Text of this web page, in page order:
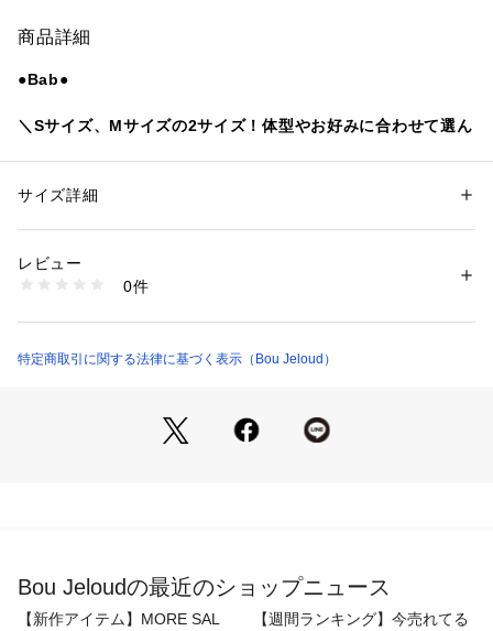
商品詳細
●Bab●
＼Sサイズ、Mサイズの2サイズ！体型やお好みに合わせて選ん
Sサイズ　着丈123cm
す
Sサイズを着用しました。チュールワンピースが若干長めの着
つかずにきちんと止まってくれました。
く綺麗にカバーしてくれました！
性別：レディース
素材：本体 ポリエステル100% 裏地 ポリエステル100%
商品番号：
5410432 （ショップ）
サイズ詳細
レビュー
0件
特定商取引に関する法律に基づく表示（Bou Jeloud）
Bou Jeloudの最近のショップニュース
【新作アイテム】MORE SAL
【週間ランキング】今売れてる